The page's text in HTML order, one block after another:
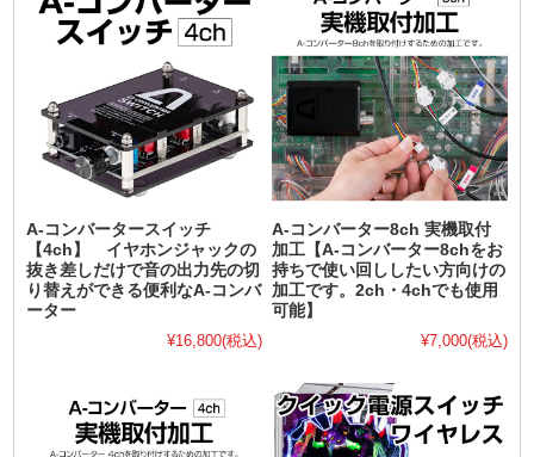
A-コンバータースイッチ
【4ch】 イヤホンジャックの
抜き差しだけで音の出力先の切
り替えができる便利なA-コンバ
ーター
¥16,800(税込)
A-コンバーター8ch 実機取付
加工【A-コンバーター8chをお
持ちで使い回ししたい方向けの
加工です。2ch・4chでも使用
可能】
¥7,000(税込)